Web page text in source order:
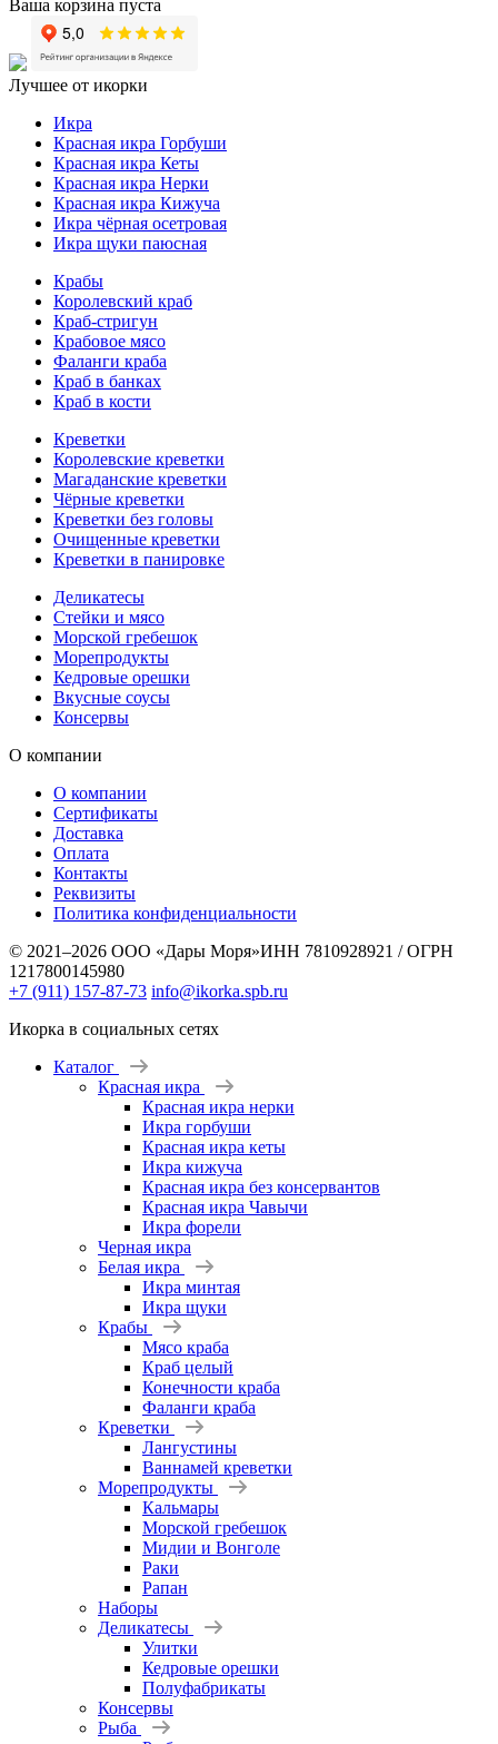
Ваша корзина пуста
Лучшее от икорки
Икра
Красная икра Горбуши
Красная икра Кеты
Красная икра Нерки
Красная икра Кижуча
Икра чёрная осетровая
Икра щуки паюсная
Крабы
Королевский краб
Краб-стригун
Крабовое мясо
Фаланги краба
Краб в банках
Краб в кости
Креветки
Королевские креветки
Магаданские креветки
Чёрные креветки
Креветки без головы
Очищенные креветки
Креветки в панировке
Деликатесы
Стейки и мясо
Морской гребешок
Морепродукты
Кедровые орешки
Вкусные соусы
Консервы
О компании
О компании
Сертификаты
Доставка
Оплата
Контакты
Реквизиты
Политика конфиденциальности
© 2021–2026 ООО «Дары Моря»ИНН 7810928921 / ОГРН
1217800145980
+7 (911) 157-87-73 info@ikorka.spb.ru
Икорка в социальных сетях
Каталог
Красная икра
Красная икра нерки
Икра горбуши
Красная икра кеты
Икра кижуча
Красная икра без консервантов
Красная икра Чавычи
Икра форели
Черная икра
Белая икра
Икра минтая
Икра щуки
Крабы
Мясо краба
Краб целый
Конечности краба
Фаланги краба
Креветки
Лангустины
Ваннамей креветки
Морепродукты
Кальмары
Морской гребешок
Мидии и Вонголе
Раки
Рапан
Наборы
Деликатесы
Улитки
Кедровые орешки
Полуфабрикаты
Консервы
Рыба